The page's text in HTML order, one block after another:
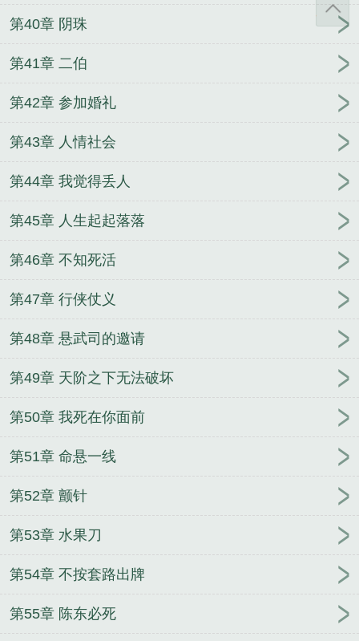
第40章 阴珠
第41章 二伯
第42章 参加婚礼
第43章 人情社会
第44章 我觉得丢人
第45章 人生起起落落
第46章 不知死活
第47章 行侠仗义
第48章 悬武司的邀请
第49章 天阶之下无法破坏
第50章 我死在你面前
第51章 命悬一线
第52章 颤针
第53章 水果刀
第54章 不按套路出牌
第55章 陈东必死